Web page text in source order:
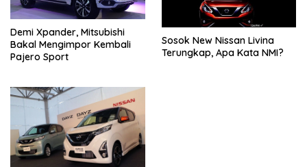
Demi Xpander, Mitsubishi
Bakal Mengimpor Kembali
Pajero Sport
Sosok New Nissan Livina
Terungkap, Apa Kata NMI?